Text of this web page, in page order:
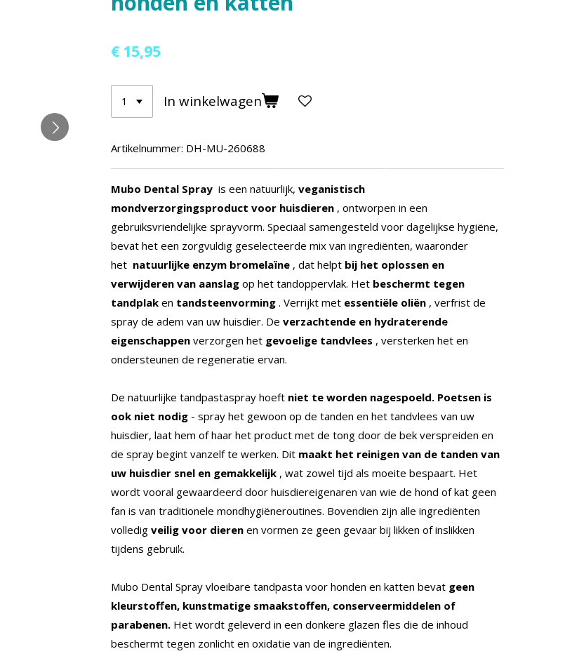
€ 15,95
In winkelwagen
Artikelnummer: DH-MU-260688
Mubo Dental Spray is een natuurlijk, veganistisch
mondverzorgingsproduct voor huisdieren , ontworpen in een
gebruiksvriendelijke sprayvorm. Speciaal samengesteld voor dagelijkse hygiëne,
bevat het een zorgvuldig geselecteerde mix van ingrediënten, waaronder
het natuurlijke enzym bromelaïne , dat helpt bij het oplossen en
verwijderen van aanslag op het tandoppervlak. Het beschermt tegen
tandplak en tandsteenvorming . Verrijkt met essentiële oliën , verfrist de
spray de adem van uw huisdier. De verzachtende en hydraterende
eigenschappen verzorgen het gevoelige tandvlees , versterken het en
ondersteunen de regeneratie ervan.
De natuurlijke tandpastaspray hoeft niet te worden nagespoeld. Poetsen is
ook niet nodig - spray het gewoon op de tanden en het tandvlees van uw
huisdier, laat hem of haar het product met de tong door de bek verspreiden en
de spray begint vanzelf te werken. Dit maakt het reinigen van de tanden van
uw huisdier snel en gemakkelijk , wat zowel tijd als moeite bespaart. Het
wordt vooral gewaardeerd door huisdiereigenaren van wie de hond of kat geen
fan is van traditionele mondhygiëneroutines. Bovendien zijn alle ingrediënten
volledig veilig voor dieren en vormen ze geen gevaar bij likken of inslikken
tijdens gebruik.
Mubo Dental Spray vloeibare tandpasta voor honden en katten bevat geen
kleurstoffen, kunstmatige smaakstoffen, conserveermiddelen of
parabenen. Het wordt geleverd in een donkere glazen fles die de inhoud
beschermt tegen zonlicht en oxidatie van de ingrediënten.